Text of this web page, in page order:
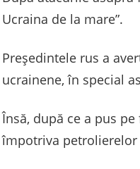
Ucraina de la mare”.
Președintele rus a
ucrainene, în special
Însă, după ce a pus
împotriva petrolierelor